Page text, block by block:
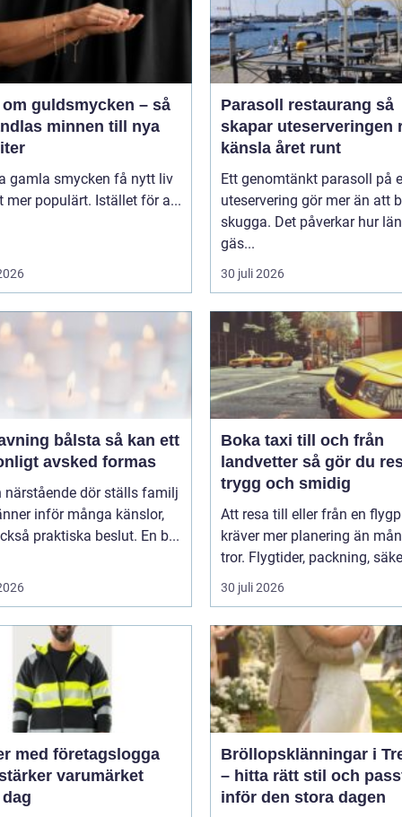
guldsmycken – så
minnen till nya
gamla smycken få nytt liv
mer populärt. Istället för a...
Parasoll restaurang så
skapar uteserveringen
känsla året runt
Ett genomtänkt parasoll på
uteservering gör mer än att
skugga. Det påverkar hur
gäs...
30 juli 2026
bålsta så kan ett
avsked formas
närstående dör ställs familj
inför många känslor,
praktiska beslut. En b...
Boka taxi till och från
landvetter så gör du resan
trygg och smidig
Att resa till eller från en
kräver mer planering än
tror. Flygtider, packning,
30 juli 2026
med företagslogga
varumärket
Bröllopsklänningar i
– hitta rätt stil och
inför den stora dagen